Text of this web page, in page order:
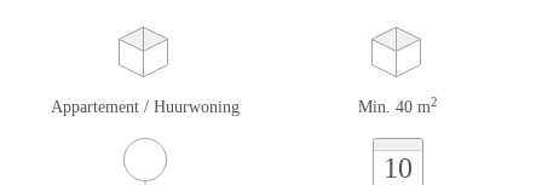
Appartement / Huurwoning Min. 40 m2
10